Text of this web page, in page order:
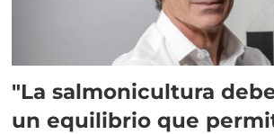
"La salmonicultura
un equilibrio que